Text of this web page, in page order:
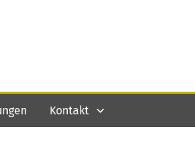
Kontakt